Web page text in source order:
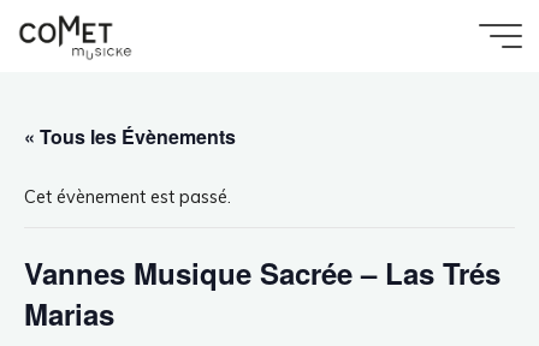
« Tous les Évènements
Cet évènement est passé.
Vannes Musique Sacrée – Las Trés
Marias